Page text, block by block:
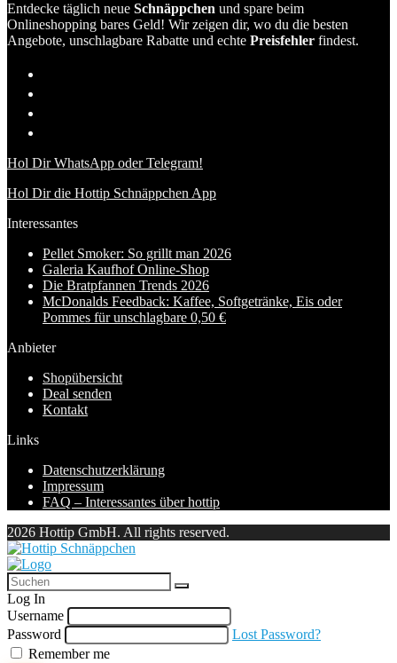
Entdecke täglich neue Schnäppchen und spare beim
Onlineshopping bares Geld! Wir zeigen dir, wo du die besten
Angebote, unschlagbare Rabatte und echte Preisfehler findest.
Hol Dir WhatsApp oder Telegram!
Hol Dir die Hottip Schnäppchen App
Interessantes
Pellet Smoker: So grillt man 2026
Galeria Kaufhof Online-Shop
Die Bratpfannen Trends 2026
McDonalds Feedback: Kaffee, Softgetränke, Eis oder
Pommes für unschlagbare 0,50 €
Anbieter
Shopübersicht
Deal senden
Kontakt
Links
Datenschutzerklärung
Impressum
FAQ – Interessantes über hottip
2026 Hottip GmbH. All rights reserved.
Log In
Username
Password
Lost Password?
Remember me